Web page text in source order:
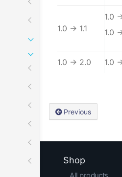
1.0 → 1.1
1.0
1.0
1.0 → 2.0 1.0
Previous
Shop